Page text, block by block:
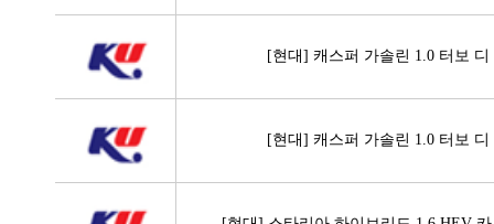
[현대] 캐스퍼 가솔린 1.0 터보 디
[현대] 캐스퍼 가솔린 1.0 터보 디